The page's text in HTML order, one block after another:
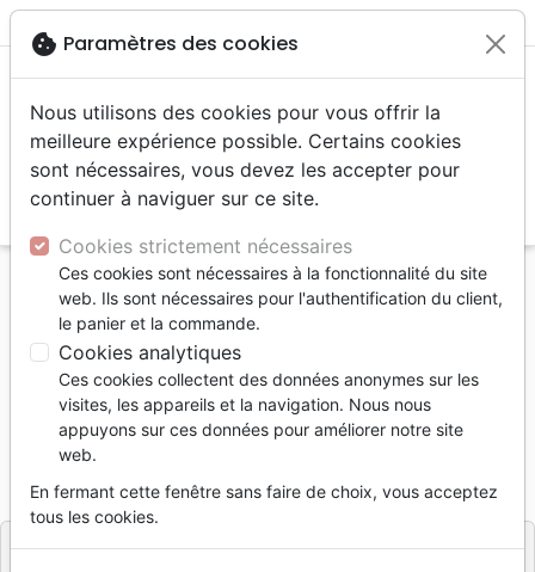
menu
Accueil Bibles
Bibles autres langues
Nouveau testament + Psaumes allemand
Nouveau testament + Psaumes
allemand
ELBERFELD 2015
Référence
EditeurCHRISTLICHE SCHRIFTENVERBREITU
cookie Paramètres des cookies
Nous utilisons des cookies pour vous offrir la
meilleure expérience possible. Certains cookies
sont nécessaires, vous devez les accepter pour
continuer à naviguer sur ce site.
Cookies strictement nécessaires
Ces cookies sont nécessaires à la fonctionnalité du site
web. Ils sont nécessaires pour l'authentification du client,
le panier et la commande.
Cookies analytiques
Ces cookies collectent des données anonymes sur les
visites, les appareils et la navigation. Nous nous
appuyons sur ces données pour améliorer notre site
web.
En fermant cette fenêtre sans faire de choix, vous acceptez
tous les cookies.